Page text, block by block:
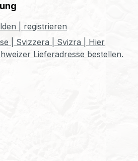
| registrieren
| Svizzera | Svizra | Hier
Lieferadresse bestellen.